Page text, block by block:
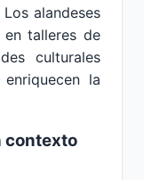
alandeses
talleres de
culturales
la
contexto